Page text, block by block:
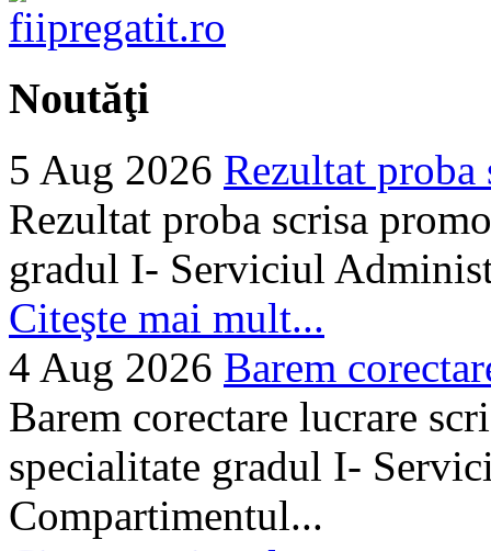
Noutăţi
5 Aug 2026 Rezultat proba
Rezultat proba scrisa
gradul I- Serviciul
Citeşte mai mult...
4 Aug 2026 Barem
Barem corectare lucrare
specialitate gradul I-
Compartimentul...